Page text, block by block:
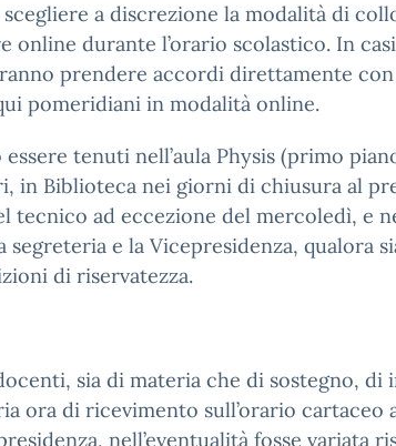
a discrezione la modalità di
online durante l’orario scolastico. In casi
prendere accordi direttamente
pomeridiani in modalità online.
tenuti nell’aula Physis (primo
in Biblioteca nei giorni di chiusura al
tecnico ad eccezione del mercoledì, e
segreteria e la Vicepresidenza, qualora
di riservatezza.
sia di materia che di sostegno, di
ora di ricevimento sull’orario cartaceo
nell’eventualità fosse variata